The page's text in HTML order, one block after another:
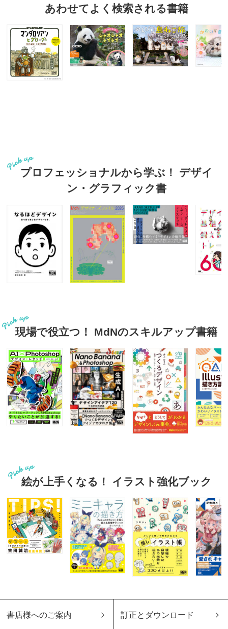
あわせてよく検索される書籍
プロフェッショナルから学ぶ！ デザイ
ン・グラフィック書
現場で役立つ！ MdNのスキルアップ書籍
絵が上手くなる！ イラスト強化ブック
書店様へのご案内 訂正とダウンロード